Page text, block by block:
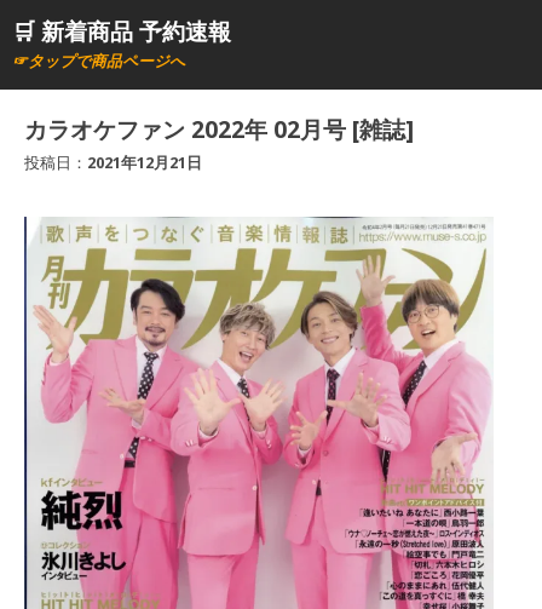
ン🛒 新着商品 予約速報
☞タップで商品ページへ
カラオケファン 2022年 02月号 [雑誌]
投稿日： 2021年12月21日